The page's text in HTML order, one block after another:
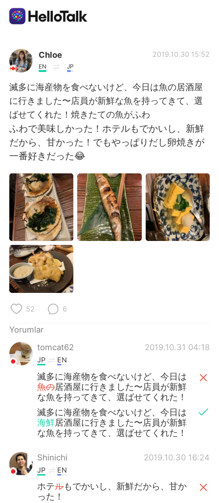
Dil Değişimi Uygulaması
AI Grammar Checker
Türkçe
English 简体中文
繁體中文 Español
العربية Français
Deutsch 日本語
한국어
ไทย
Italiano
Chloe
EN JP
2019.10.30 15:52
滅多に海産物を食べないけど、今日は魚の居酒屋
に行きました〜店員が新鮮な魚を持ってきて、選
ばせてくれた！焼きたての魚がふわ
ふわで美味しかった！ホテルもでかいし、新鮮
だから、甘かった！でもやっぱりだし卵焼きが
一番好きだった😂
52 6
Yorumlar
tomcat62
2019.10.31 04:18
JP EN
滅多に海産物を食べないけど、今日は
魚の居酒屋に行きました〜店員が新鮮
な魚を持ってきて、選ばせてくれた！
滅多に海産物を食べないけど、今日は
海鮮居酒屋に行きました〜店員が新鮮
な魚を持ってきて、選ばせてくれた！
Shinichi 2019.10.30 16:24
JP EN
ホテルもでかいし、新鮮だから、甘か
った！